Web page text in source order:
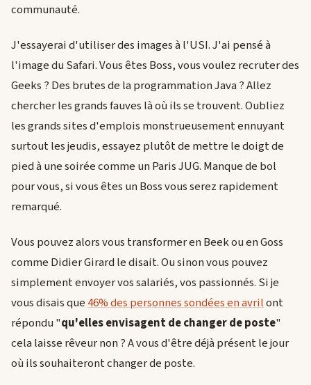
communauté.
J'essayerai d'utiliser des images à l'USI. J'ai pensé à
l'image du Safari. Vous êtes Boss, vous voulez recruter des
Geeks ? Des brutes de la programmation Java ? Allez
chercher les grands fauves là où ils se trouvent. Oubliez
les grands sites d'emplois monstrueusement ennuyant
surtout les jeudis, essayez plutôt de mettre le doigt de
pied à une soirée comme un Paris JUG. Manque de bol
pour vous, si vous êtes un Boss vous serez rapidement
remarqué.
Vous pouvez alors vous transformer en Beek ou en Goss
comme Didier Girard le disait. Ou sinon vous pouvez
simplement envoyer vos salariés, vos passionnés. Si je
vous disais que46% des personnes sondées en avrilont
répondu "qu'elles envisagent de changer de poste"
cela laisse rêveur non ? A vous d'être déjà présent le jour
où ils souhaiteront changer de poste.